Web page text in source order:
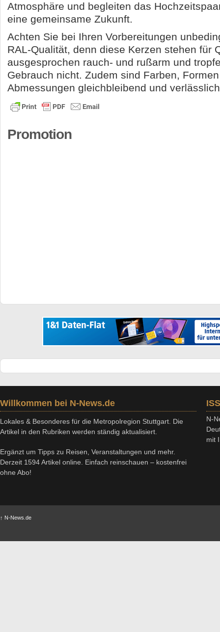
Atmosphäre und begleiten das
eine gemeinsame Zukunft.
Achten Sie bei Ihren Vorbereitungen
RAL-Qualität, denn diese Kerzen stehen für
ausgesprochen rauch- und rußarm und
Gebrauch nicht. Zudem sind Farben,
Abmessungen gleichbleibend und
Promotion
Willkommen bei N-News.de
Lokales & Besonderes für die Metropolregion Stuttgart. Die
Artikel in den Rubriken werden ständig aktualisiert.
Ergänzt um Tipps zu Reisen, Veranstaltungen und mehr.
Derzeit 1594 Artikel online. Einfach reinschauen – kostenfrei
ohne Abo!
N-
mit
↑ N-News.de